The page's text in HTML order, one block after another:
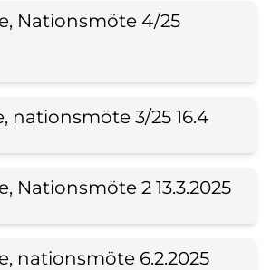
Nationsmöte 4/25
nationsmöte 3/25 16.4
Nationsmöte 2 13.3.2025
nationsmöte 6.2.2025